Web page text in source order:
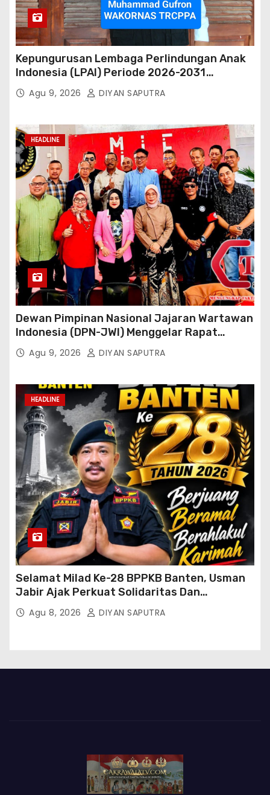
Kepungurusan Lembaga Perlindungan Anak
Indonesia (LPAI) Periode 2026-2031
Terbentuk, Wakil Kordinator Nasional Tim
Reaksi Cepat Perlindungan Perempuan Anak
Mengapresiasi Dan Beri Selamat
Agu 9, 2026 DIYAN SAPUTRA
HEADLINE
Dewan Pimpinan Nasional Jajaran Wartawan
Indonesia (DPN-JWI) Menggelar Rapat
Konsolidasi Dan Restrukturisasi Di Jakarta
Agu 9, 2026 DIYAN SAPUTRA
HEADLINE
Selamat Milad Ke-28 BPPKB Banten, Usman
Jabir Ajak Perkuat Solidaritas Dan
Kebersamaan
Agu 8, 2026 DIYAN SAPUTRA